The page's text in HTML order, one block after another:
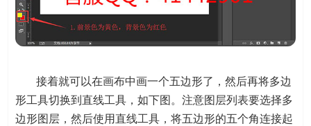
接着就可以在画布中画一个五边形了，然后再将多边
形工具切换到直线工具，如下图。注意图层列表要选择多
边形图层，然后使用直线工具，将五边形的五个角连接起